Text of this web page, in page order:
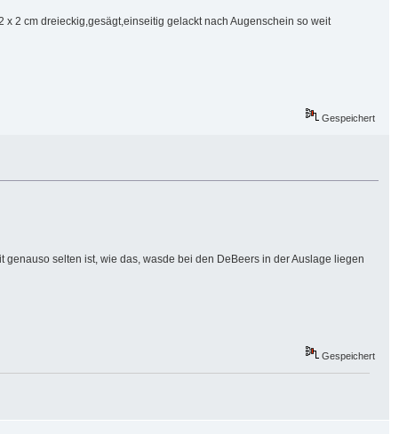
2 cm dreieckig,gesägt,einseitig gelackt nach Augenschein so weit
Gespeichert
genauso selten ist, wie das, wasde bei den DeBeers in der Auslage liegen
Gespeichert